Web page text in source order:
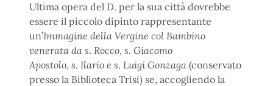
Ultima opera del D. per la sua città dovrebbe
essere il piccolo dipinto rappresentante
un’Immagine della Vergine col Bambino
venerata da s. Rocco, s. Giacomo
Apostolo, s. Ilario e s. Luigi Gonzaga (conservato
presso la Biblioteca Trisi) se, accogliendo la